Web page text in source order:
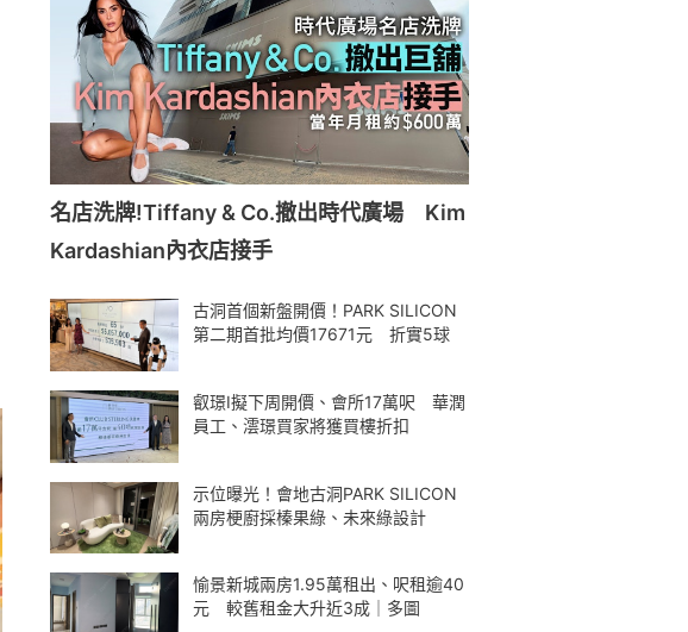
名店洗牌!Tiffany & Co.撤出時代廣場 Kim
Kardashian內衣店接手
古洞首個新盤開價！PARK SILICON
第二期首批均價17671元 折實5球
叡璟I擬下周開價、會所17萬呎 華潤
員工、澐璟買家將獲買樓折扣
示位曝光！會地古洞PARK SILICON
兩房梗廚採榛果綠、未來綠設計
愉景新城兩房1.95萬租出、呎租逾40
元 較舊租金大升近3成｜多圖